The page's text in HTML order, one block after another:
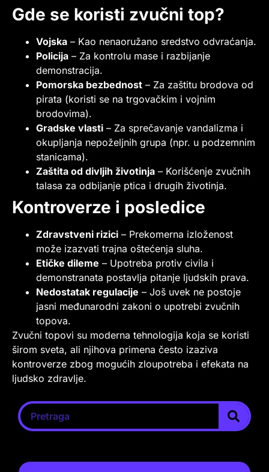
Gde se koristi zvučni top?
Vojska – Kao nenaoružano sredstvo odvraćanja.
Policija – Za kontrolu mase i razbijanje
demonstracija.
Pomorska bezbednost – Za zaštitu brodova od
pirata (koristi se na trgovačkim i vojnim
brodovima).
Gradske vlasti – Za sprečavanje vandalizma i
okupljanja nepoželjnih grupa (npr. u podzemnim
stanicama).
Zaštita od divljih životinja – Korišćenje zvučnih
talasa za odbijanje ptica i drugih životinja.
Kontroverze i posledice
Zdravstveni rizici – Prekomerna izloženost
može izazvati trajna oštećenja sluha.
Etičke dileme – Upotreba protiv civila i
demonstranata postavlja pitanje ljudskih prava.
Nedostatak regulacije – Još uvek ne postoje
jasni međunarodni zakoni o upotrebi zvučnih
topova.
Zvučni topovi su moderna tehnologija koja se koristi
širom sveta, ali njihova primena često izaziva
kontroverze zbog mogućih zloupotreba i efekata na
ljudsko zdravlje.